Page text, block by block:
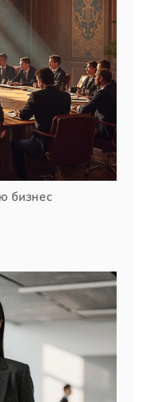
бизнес